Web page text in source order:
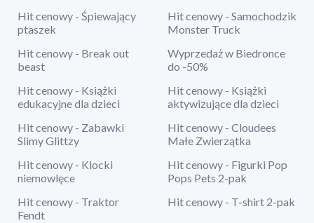
Hit cenowy - Śpiewający
ptaszek
Hit cenowy - Samochodzik
Monster Truck
Hit cenowy - Break out
beast
Wyprzedaż w Biedronce
do -50%
Hit cenowy - Książki
edukacyjne dla dzieci
Hit cenowy - Książki
aktywizujące dla dzieci
Hit cenowy - Zabawki
Slimy Glittzy
Hit cenowy - Cloudees
Małe Zwierzątka
Hit cenowy - Klocki
niemowlęce
Hit cenowy - Figurki Pop
Pops Pets 2-pak
Hit cenowy - Traktor
Fendt
Hit cenowy - T-shirt 2-pak